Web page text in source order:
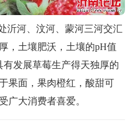
沂河、汶河、蒙河三河交汇
，土壤肥沃，土壤的pH值
发展草莓生产得天独厚的
果面，果肉橙红，酸甜可
广大消费者喜爱。